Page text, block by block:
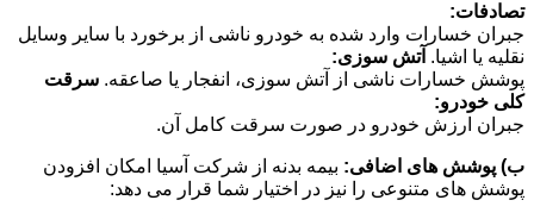
تصادفات:
جبران خسارات وارد شده به خودرو ناشی از برخورد با سایر وسایل
نقلیه یا اشیا. آتش سوزی:
پوشش خسارات ناشی از آتش سوزی، انفجار یا صاعقه. سرقت
کلی خودرو:
جبران ارزش خودرو در صورت سرقت کامل آن.
ب) پوشش های اضافی: بیمه بدنه از شرکت آسیا امکان افزودن
پوشش های متنوعی را نیز در اختیار شما قرار می دهد: